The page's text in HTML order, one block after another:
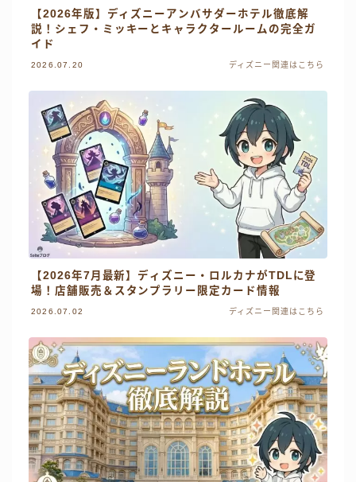
【2026年版】ディズニーアンバサダーホテル徹底解
説！シェフ・ミッキーとキャラクタールームの完全ガ
イド
2026.07.20 ディズニー関連はこちら
【2026年7月最新】ディズニー・ロルカナがTDLに登
場！店舗販売＆スタンプラリー限定カード情報
2026.07.02 ディズニー関連はこちら